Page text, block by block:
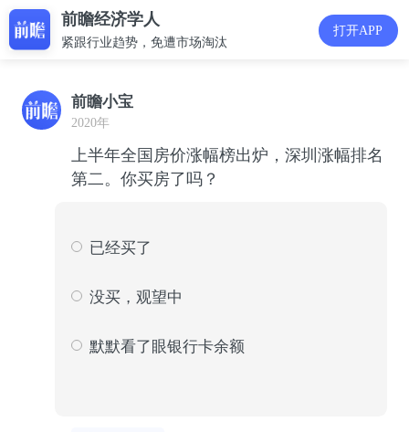
前瞻经济学人
紧跟行业趋势，免遭市场淘汰
打开APP
前瞻小宝
2020年
上半年全国房价涨幅榜出炉，深圳涨幅排名
第二。你买房了吗？ ​
已经买了
没买，观望中
默默看了眼银行卡余额